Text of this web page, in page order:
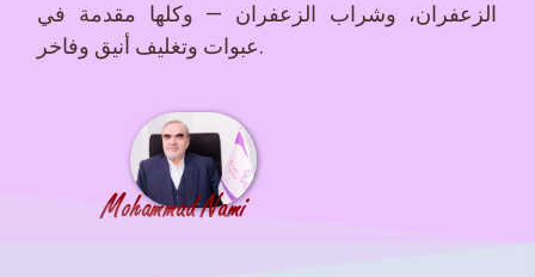
الزعفران، وشراب الزعفران — وكلها مقدمة في
عبوات وتغليف أنيق وفاخر.